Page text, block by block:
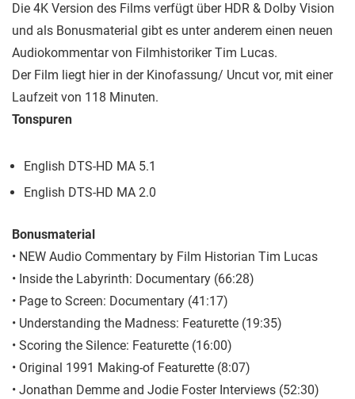
Die 4K Version des Films verfügt über HDR & Dolby Vision
und als Bonusmaterial gibt es unter anderem einen neuen
Audiokommentar von Filmhistoriker Tim Lucas.
Der Film liegt hier in der Kinofassung/ Uncut vor, mit einer
Laufzeit von 118 Minuten.
Tonspuren
English DTS-HD MA 5.1
English DTS-HD MA 2.0
Bonusmaterial
• NEW Audio Commentary by Film Historian Tim Lucas
• Inside the Labyrinth: Documentary (66:28)
• Page to Screen: Documentary (41:17)
• Understanding the Madness: Featurette (19:35)
• Scoring the Silence: Featurette (16:00)
• Original 1991 Making-of Featurette (8:07)
• Jonathan Demme and Jodie Foster Interviews (52:30)